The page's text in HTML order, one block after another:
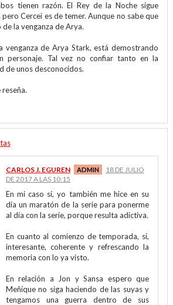
tienen razón. El Rey de la Noche sigue
pero Cercei es de temer. Aunque no sabe que
de la venganza de Arya.
venganza de Arya Stark, está demostrando
personaje. Tal vez no confiar tanto en la
de unos desconocidos.
CARLOS J. EGUREN
18 DE JULIO
DE 2017 A LAS 10:15
En mi caso sí, yo también me hice en su
día un maratón de la serie para ponerme
al día con la serie, porque resulta adictiva.
En cuanto al comienzo de temporada, sí,
interesante, coherente y refrescando la
memoria con lo ya visto.
En relación a Jon y Sansa espero que
Meñique no siga haciendo de las suyas y
tengamos una guerra dentro de sus